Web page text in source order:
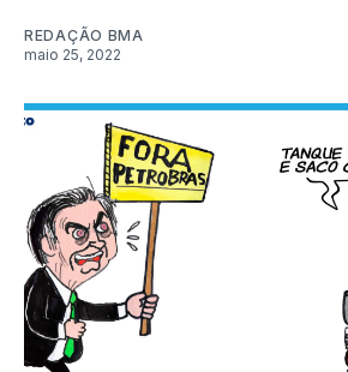
REDAÇÃO BMA
maio 25, 2022